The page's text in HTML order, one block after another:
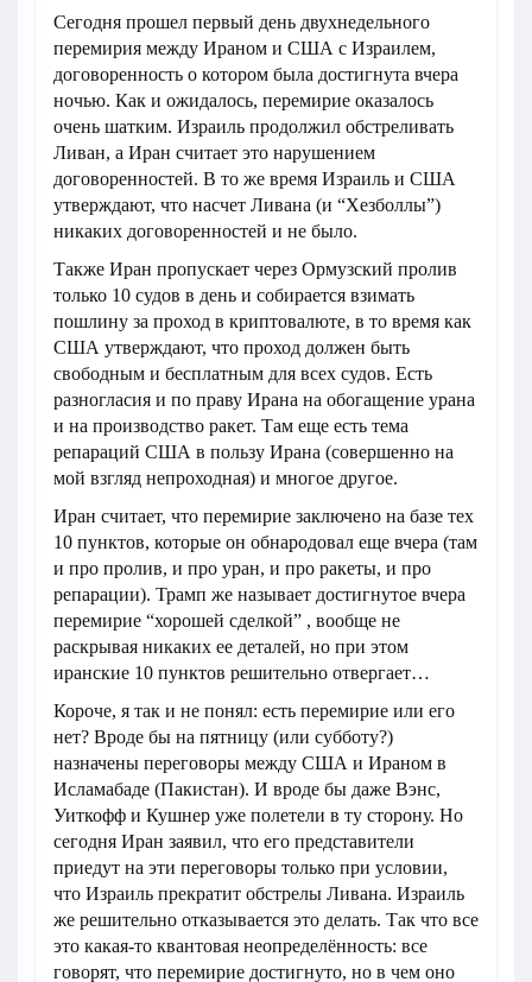
Сегодня прошел первый день двухнедельного
перемирия между Ираном и США с Израилем,
договоренность о котором была достигнута вчера
ночью. Как и ожидалось, перемирие оказалось
очень шатким. Израиль продолжил обстреливать
Ливан, а Иран считает это нарушением
договоренностей. В то же время Израиль и США
утверждают, что насчет Ливана (и “Хезболлы”)
никаких договоренностей и не было.
Также Иран пропускает через Ормузский пролив
только 10 судов в день и собирается взимать
пошлину за проход в криптовалюте, в то время как
США утверждают, что проход должен быть
свободным и бесплатным для всех судов. Есть
разногласия и по праву Ирана на обогащение урана
и на производство ракет. Там еще есть тема
репараций США в пользу Ирана (совершенно на
мой взгляд непроходная) и многое другое.
Иран считает, что перемирие заключено на базе тех
10 пунктов, которые он обнародовал еще вчера (там
и про пролив, и про уран, и про ракеты, и про
репарации). Трамп же называет достигнутое вчера
перемирие “хорошей сделкой” , вообще не
раскрывая никаких ее деталей, но при этом
иранские 10 пунктов решительно отвергает…
Короче, я так и не понял: есть перемирие или его
нет? Вроде бы на пятницу (или субботу?)
назначены переговоры между США и Ираном в
Исламабаде (Пакистан). И вроде бы даже Вэнс,
Уиткофф и Кушнер уже полетели в ту сторону. Но
сегодня Иран заявил, что его представители
приедут на эти переговоры только при условии,
что Израиль прекратит обстрелы Ливана. Израиль
же решительно отказывается это делать. Так что все
это какая-то квантовая неопределённость: все
говорят, что перемирие достигнуто, но в чем оно